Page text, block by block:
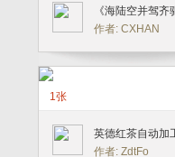
《海陆空并驾齐
作者: CXHAN
1张
英德红茶自动加
作者: ZdtFo